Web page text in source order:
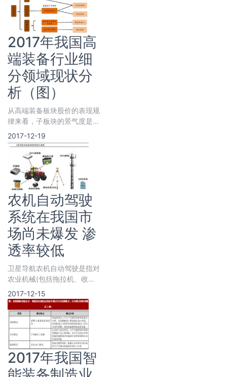
析报告-市场深度分析与未来
趋势研究》涵盖行业最新数
据，市场热点，政策规划，竞
争情报，市场前景预测，投资
策略等内容。
2017年我国高
端装备行业细
分领域现状分
析（图）
从高端装备板块股价的表现规
律来看，子板块的景气度是股
价表现的主要因素，精选子板
块和个股成为高端装备板块投
资的主要
2017-12-19
农机自动驾驶
系统在我国市
场尚未爆发 渗
透率较低
卫星导航农机自动驾驶是指对
农业机械(包括拖拉机、收获
机、喷药机等)安装卫星导航
和自动驾驶系统，对农机田间
行走作业
2017-12-15
2017年我国智